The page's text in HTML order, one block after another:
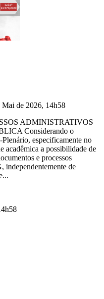
de 2026, 14h58
ADMINISTRATIVOS
Considerando o
especificamente no
acadêmica a possibilidade de
e processos
independentemente de